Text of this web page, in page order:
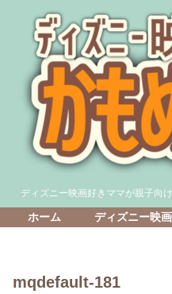
ディズニー映画好きママが親子向
ホーム ディズニー映画
mqdefault-181